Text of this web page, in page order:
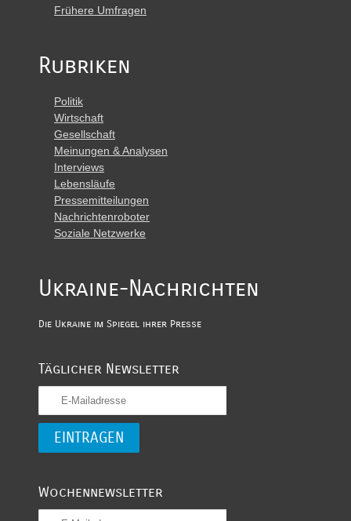
Frühere Umfragen
Rubriken
Politik
Wirtschaft
Gesellschaft
Meinungen & Analysen
Interviews
Lebensläufe
Pressemitteilungen
Nachrichtenroboter
Soziale Netzwerke
Ukraine-Nachrichten
Die Ukraine im Spiegel ihrer Presse
Täglicher Newsletter
Wochennewsletter